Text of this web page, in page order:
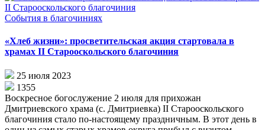
События в благочиниях
«Хлеб жизни»: просветительская акция стартовала в
храмах II Старооскольского благочиния
25 июля 2023
1355
Воскресное богослужение 2 июля для прихожан
Дмитриевского храма (с. Дмитриевка) II Старооскольского
благочиния стало по-настоящему праздничным. В этот день в